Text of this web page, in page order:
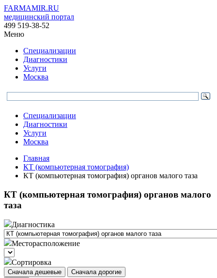
FARMAMIR.RU
медицинский портал
499 519-38-52
Меню
Специализации
Диагностики
Услуги
Москва
Специализации
Диагностики
Услуги
Москва
Главная
КТ (компьютерная томография)
КТ (компьютерная томография) органов малого таза
КТ (компьютерная томография) органов малого
таза
Диагностика
Месторасположение
Сортировка
Сначала дешевые
Сначала дорогие